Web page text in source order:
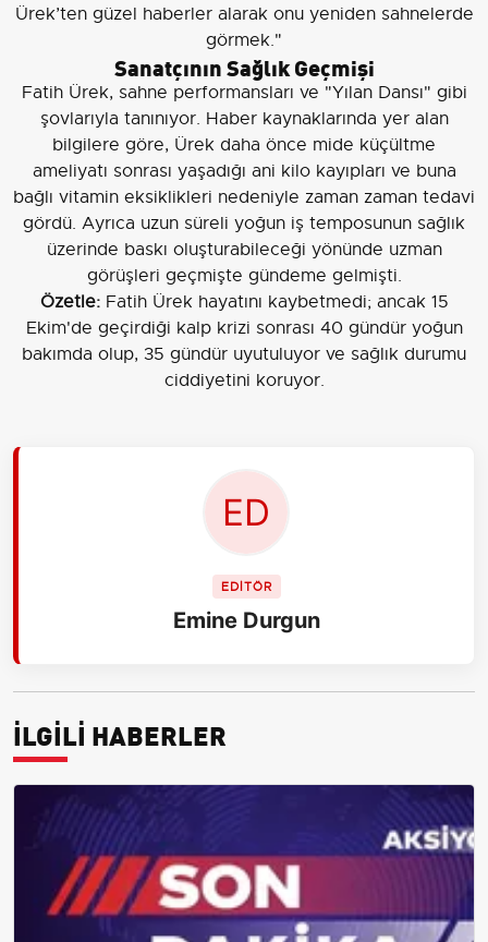
Ürek’ten güzel haberler alarak onu yeniden sahnelerde
görmek."
Sanatçının Sağlık Geçmişi
Fatih Ürek, sahne performansları ve "Yılan Dansı" gibi
şovlarıyla tanınıyor. Haber kaynaklarında yer alan
bilgilere göre, Ürek daha önce mide küçültme
ameliyatı sonrası yaşadığı ani kilo kayıpları ve buna
bağlı vitamin eksiklikleri nedeniyle zaman zaman tedavi
gördü. Ayrıca uzun süreli yoğun iş temposunun sağlık
üzerinde baskı oluşturabileceği yönünde uzman
görüşleri geçmişte gündeme gelmişti.
Özetle:Fatih Ürek hayatını kaybetmedi; ancak 15
Ekim'de geçirdiği kalp krizi sonrası 40 gündür yoğun
bakımda olup, 35 gündür uyutuluyor ve sağlık durumu
ciddiyetini koruyor.
EDİTÖR
Emine Durgun
İLGİLİ HABERLER